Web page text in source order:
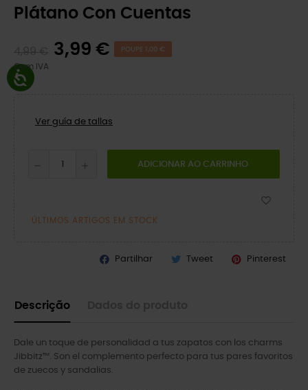
Plátano Con Cuentas
3,99 € POUPE 1,00 €
Com IVA
Ver guía de tallas
ADICIONAR AO CARRINHO
ÚLTIMOS ARTIGOS EM STOCK
Partilhar Tweet Pinterest
Descrição
Dale un toque de personalidad a tus zapatos con los charms
Jibbitz™. Son el complemento perfecto para tus pares favoritos
de zuecos y sandalias.